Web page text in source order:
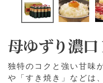
母ゆずり濃
独特のコクと強い甘味
や「すき焼き」などは